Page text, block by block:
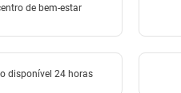
de bem-estar
disponível 24 horas